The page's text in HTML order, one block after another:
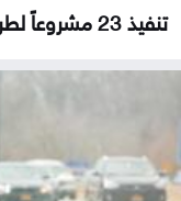
تنفيذ 23 مشروعاً لطرق محافظة المفرق